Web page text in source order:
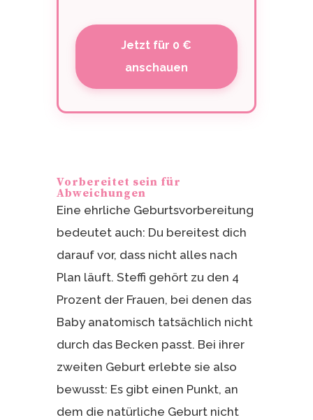
Jetzt für 0 €
anschauen
Vorbereitet sein für
Abweichungen
Eine ehrliche Geburtsvorbereitung
bedeutet auch: Du bereitest dich
darauf vor, dass nicht alles nach
Plan läuft. Steffi gehört zu den 4
Prozent der Frauen, bei denen das
Baby anatomisch tatsächlich nicht
durch das Becken passt. Bei ihrer
zweiten Geburt erlebte sie also
bewusst: Es gibt einen Punkt, an
dem die natürliche Geburt nicht